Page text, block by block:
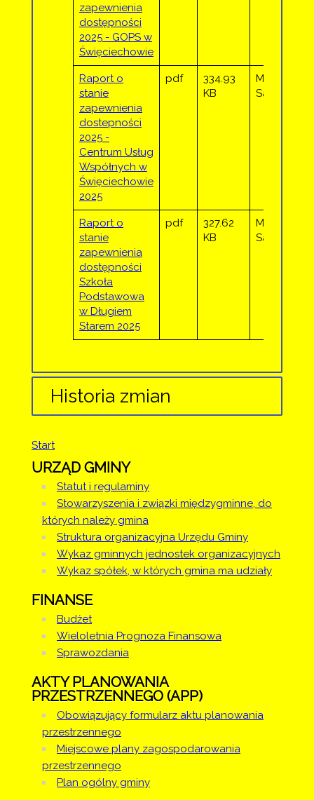
zapewnienia
dostępności
2025 - GOPS w
Święciechowie
Raport o
stanie
zapewnienia
dostepności
2025 -
Centrum Usług
Współnych w
Święciechowie
2025
pdf
334.93
KB
Marta
Sadowska
Raport o
stanie
zapewnienia
dostępności
Szkoła
Podstawowa
w Długiem
Starem 2025
pdf
327.62
KB
Marta
Sadowska
Historia zmian
utworzony.
Artykuł został
zmieniony.
czwartek,
2020 13:10
Sandra
Artykuł został
Dodane
załączniki
Zarządzenie w
sprawie
koordynatora
Sandra
Artykuł został
Dodane
załączniki
Raport o
środa, 31
Sandra
Start
URZĄD GMINY
Statut i regulaminy
Stowarzyszenia i związki międzygminne, do
których należy gmina
Struktura organizacyjna Urzędu Gminy
Wykaz gminnych jednostek organizacyjnych
Wykaz spółek, w których gmina ma udziały
FINANSE
Budżet
Wieloletnia Prognoza Finansowa
Sprawozdania
AKTY PLANOWANIA
PRZESTRZENNEGO (APP)
Obowiązujący formularz aktu planowania
przestrzennego
Miejscowe plany zagospodarowania
przestrzennego
Plan ogólny gminy